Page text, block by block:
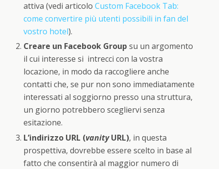
attiva (vedi articoloCustom Facebook Tab:
come convertire più utenti possibili in fan del
vostro hotel).
Creare un Facebook Group su un argomento
il cui interesse si intrecci con la vostra
locazione, in modo da raccogliere anche
contatti che, se pur non sono immediatamente
interessati al soggiorno presso una struttura,
un giorno potrebbero scegliervi senza
esitazione.
L’indirizzo URL (vanityURL), in questa
prospettiva, dovrebbe essere scelto in base al
fatto che consentirà al maggior numero di